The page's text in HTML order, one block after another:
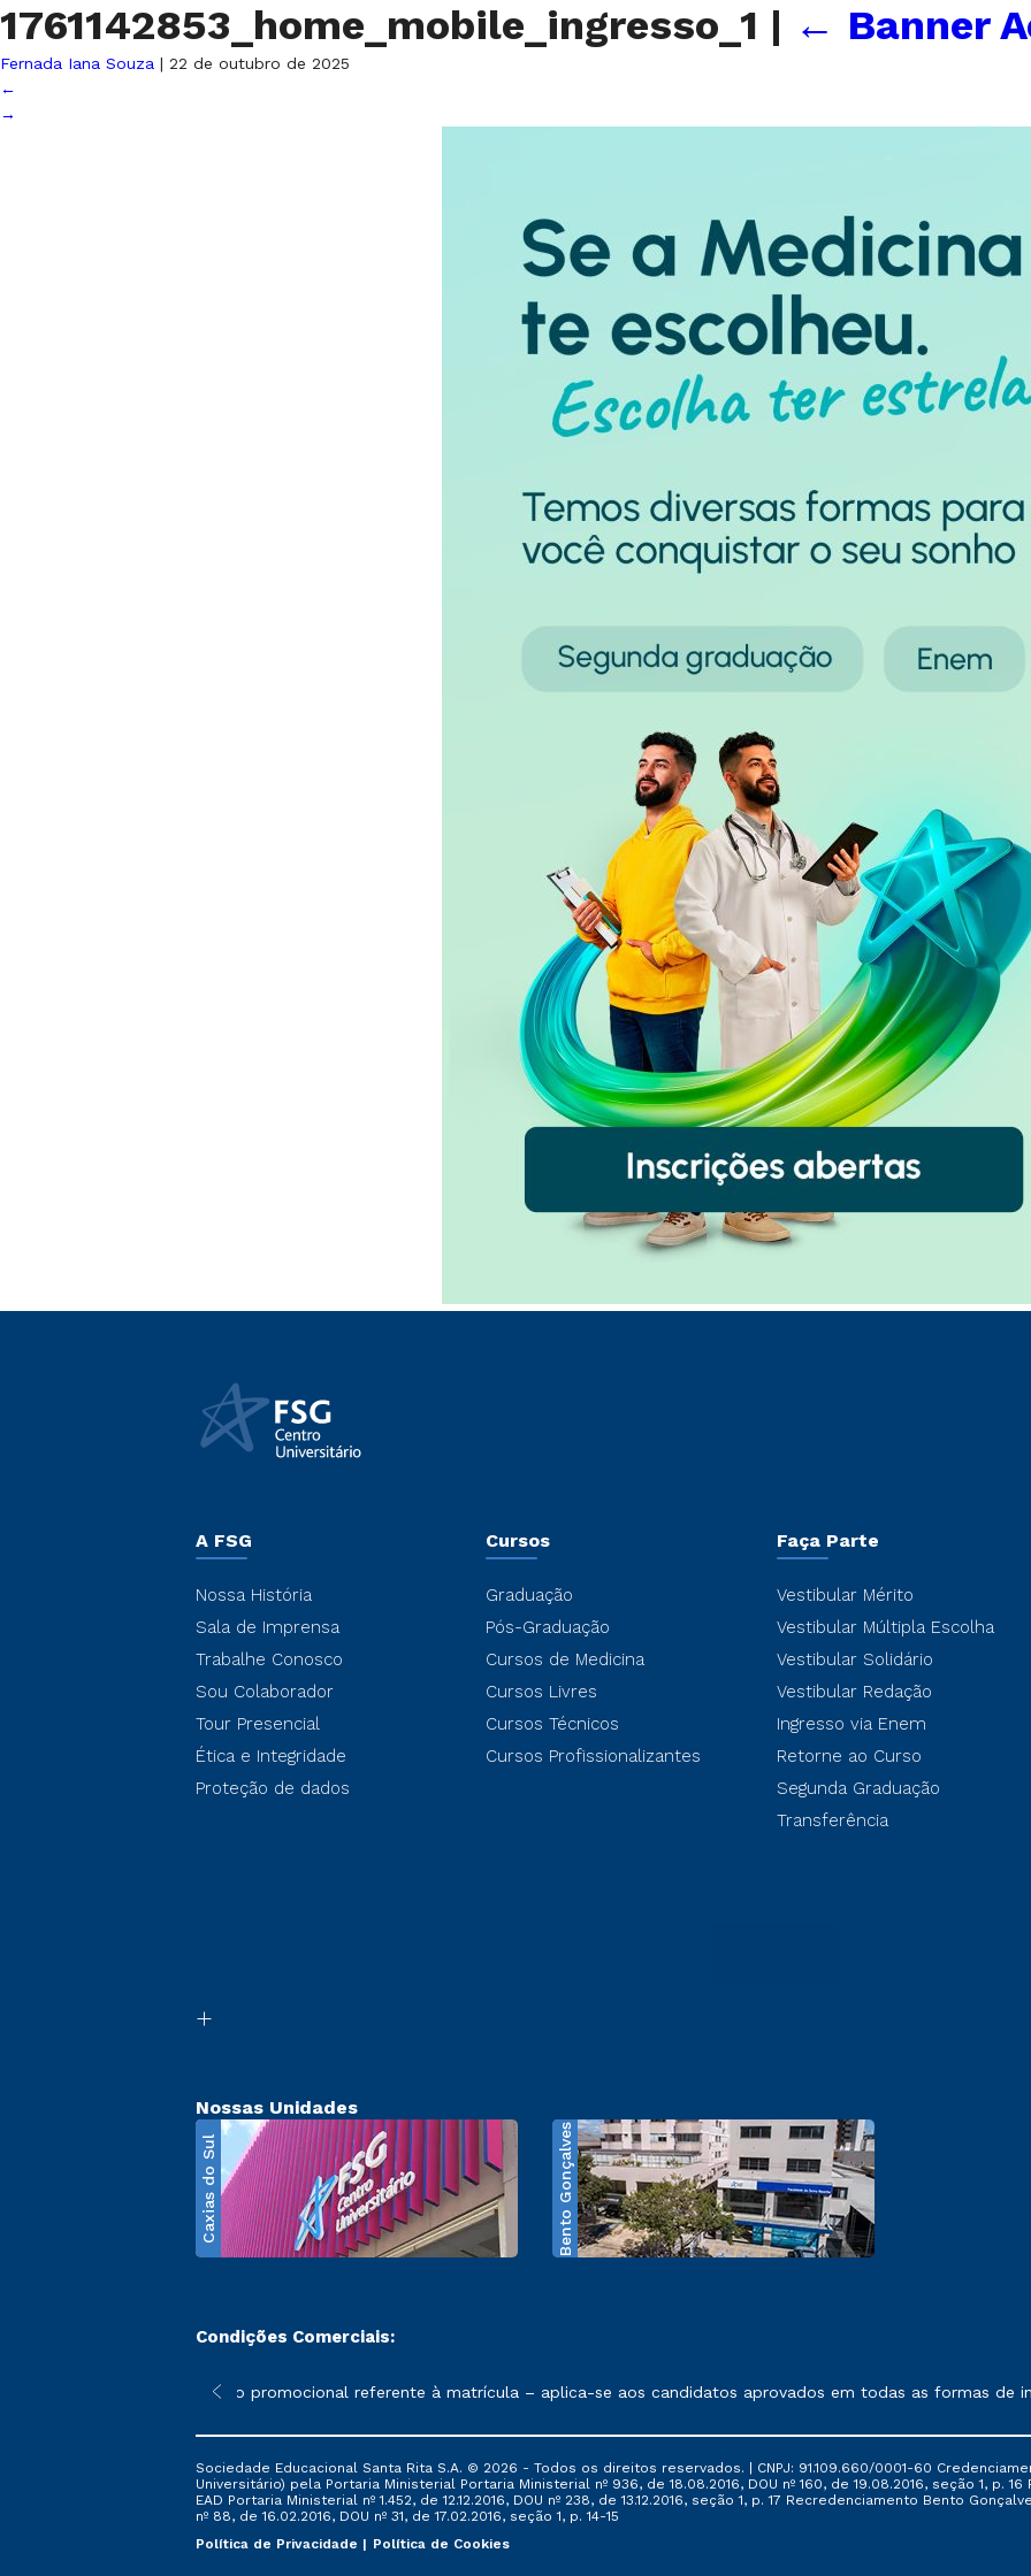
1761142853_home_mobile_ingresso_1 | ← Banner
Fernada Iana Souza | 22 de outubro de 2025
←
→
A FSG
Nossa História
Sala de Imprensa
Trabalhe Conosco
Sou Colaborador
Tour Presencial
Ética e Integridade
Proteção de dados
Cursos
Graduação
Pós-Graduação
Cursos de Medicina
Cursos Livres
Cursos Técnicos
Cursos Profissionalizantes
Faça Parte
Vestibular Mérito
Vestibular Múltipla Escolha
Vestibular Solidário
Vestibular Redação
Ingresso via Enem
Retorne ao Curso
Segunda Graduação
Transferência
Nossas Unidades
Caxias do Sul Bento Gonçalves
Condições Comerciais:
sofrer alterações nos períodos de rematrícula conforme exposto no contrato de prestação de serviços.
*A condição promocional referente à matrícula – aplica-se aos candidatos aprovados em todas as formas de
Sociedade Educacional Santa Rita S.A. © 2026 - Todos os direitos reservados. | CNPJ: 91.109.660/0001-60
Universitário) pela Portaria Ministerial Portaria Ministerial nº 936, de 18.08.2016, DOU nº 160, de 19.08.2016, seção 1, p.
EAD Portaria Ministerial nº 1.452, de 12.12.2016, DOU nº 238, de 13.12.2016, seção 1, p. 17 Recredenciamento Bento
nº 88, de 16.02.2016, DOU nº 31, de 17.02.2016, seção 1, p. 14-15
Política de Privacidade
Política de Cookies